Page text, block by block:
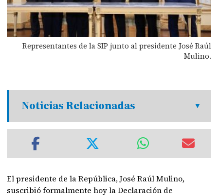
Representantes de la SIP junto al presidente José Raúl
Mulino.
Noticias Relacionadas
El presidente de la República, José Raúl Mulino,
suscribió formalmente hoy la Declaración de